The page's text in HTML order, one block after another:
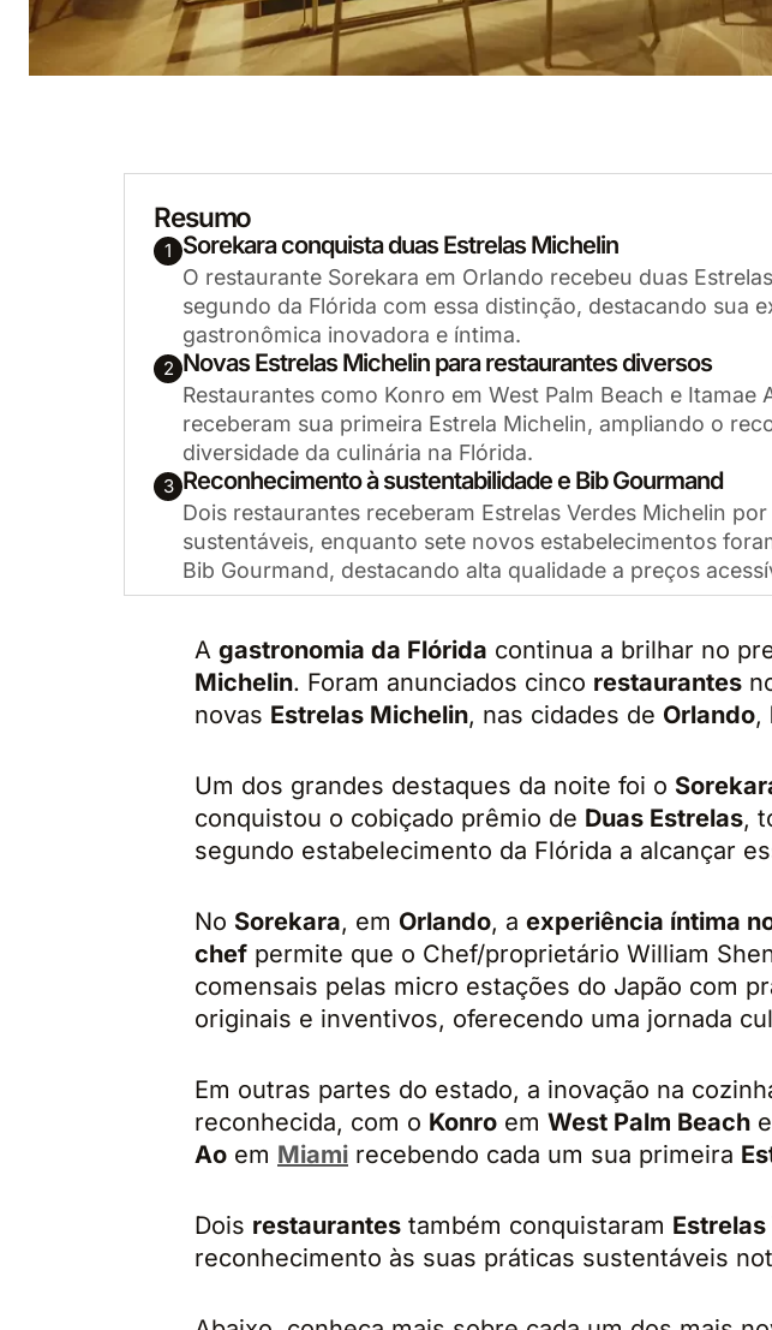
Resumo
1 Sorekara conquista duas Estrelas Michelin
O restaurante Sorekara em Orlando recebeu duas
segundo da Flórida com essa distinção, destacando sua
gastronômica inovadora e íntima.
2 Novas Estrelas Michelin para restaurantes diversos
Restaurantes como Konro em West Palm Beach e Itamae
receberam sua primeira Estrela Michelin, ampliando o
diversidade da culinária na Flórida.
3 Reconhecimento à sustentabilidade e Bib Gourmand
Dois restaurantes receberam Estrelas Verdes Michelin
sustentáveis, enquanto sete novos estabelecimentos
Bib Gourmand, destacando alta qualidade a preços
A gastronomia da Flórida continua a brilhar no
Michelin. Foram anunciados cinco restaurantes
novas Estrelas Michelin, nas cidades de Orlando,
Um dos grandes destaques da noite foi o
conquistou o cobiçado prêmio de Duas Estrelas,
segundo estabelecimento da Flórida a alcançar
No Sorekara, em Orlando, a experiência íntima
chef permite que o Chef/proprietário William
comensais pelas micro estações do Japão com
originais e inventivos, oferecendo uma jornada
Em outras partes do estado, a inovação na
reconhecida, com o Konro em West Palm Beach
Ao em Miami recebendo cada um sua primeira
Dois restaurantes também conquistaram
reconhecimento às suas práticas sustentáveis